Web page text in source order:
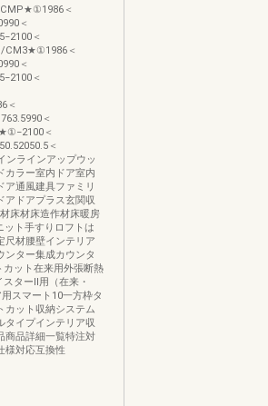
＜
＜
＜
CM3★①1986＜
＜
＜
＜
＜
＜
＜
ンラインアップウッ
カラー室内ドア室内
ア通風建具ファミリ
アドアプラス玄関収
床材床造作材床暖房
ト手すりロフトは
尺材腰壁インテリア
ンター集成カウンタ
ット在来用外張断熱
ターⅡ用（在来・
スマート10一方枠タ
カット収納システム
タイプインテリア収
商品詳細一覧特注対
様対応互換性